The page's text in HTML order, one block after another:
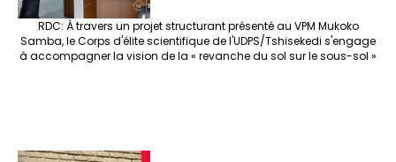
RDC: À travers un projet structurant présenté au VPM Mukoko
Samba, le Corps d'élite scientifique de l'UDPS/Tshisekedi s'engage
à accompagner la vision de la « revanche du sol sur le sous-sol »